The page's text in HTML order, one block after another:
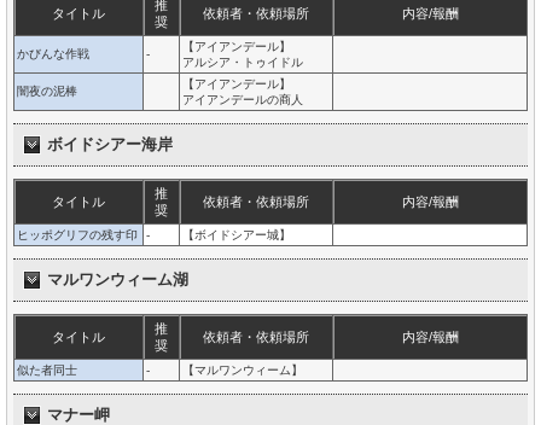
タイトル
推
奨
依頼者・依頼場所 内容/報酬
かびんな作戦 -
【アイアンデール】
アルシア・トゥイドル
闇夜の泥棒
【アイアンデール】
アイアンデールの商人
ボイドシアー海岸
タイトル
推
奨
依頼者・依頼場所 内容/報酬
ヒッポグリフの残す印 - 【ボイドシアー城】
マルワンウィーム湖
タイトル
推
奨
依頼者・依頼場所 内容/報酬
似た者同士 - 【マルワンウィーム】
マナー岬